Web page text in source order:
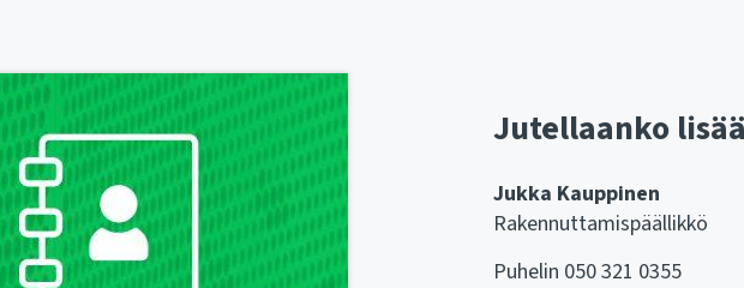
Jutellaanko
Jukka Kauppinen
Rakennuttamispäällikkö
Puhelin 050 321 0355